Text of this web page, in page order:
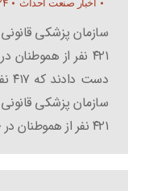
اخبار صنعت احداث
سازمان پزشکی
۴۲۱ نفر از
سازمان پزشکی
۴۲۱ نفر از هموطنان در «حوادث ناشی از کار» جان خود…